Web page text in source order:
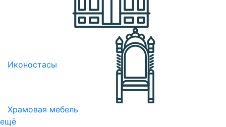
Иконостасы
Храмовая мебель
ещё